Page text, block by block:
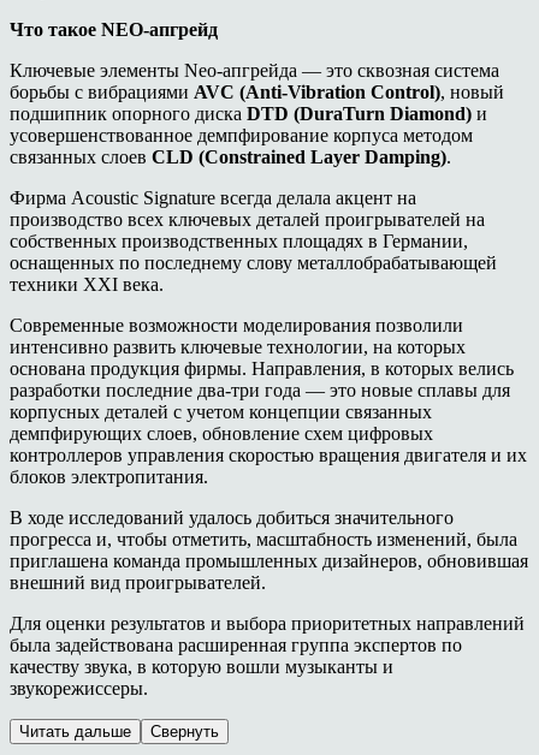
Что такое NEO-апгрейд
Ключевые элементы Neo-апгрейда — это сквозная система
борьбы с вибрациями AVC (Anti-Vibration Control), новый
подшипник опорного диска DTD (DuraTurn Diamond) и
усовершенствованное демпфирование корпуса методом
связанных слоев CLD (Constrained Layer Damping).
Фирма Acoustic Signature всегда делала акцент на
производство всех ключевых деталей проигрывателей на
собственных производственных площадях в Германии,
оснащенных по последнему слову металлобрабатывающей
техники XXI века.
Современные возможности моделирования позволили
интенсивно развить ключевые технологии, на которых
основана продукция фирмы. Направления, в которых велись
разработки последние два-три года — это новые сплавы для
корпусных деталей с учетом концепции связанных
демпфирующих слоев, обновление схем цифровых
контроллеров управления скоростью вращения двигателя и их
блоков электропитания.
В ходе исследований удалось добиться значительного
прогресса и, чтобы отметить, масштабность изменений, была
приглашена команда промышленных дизайнеров, обновившая
внешний вид проигрывателей.
Для оценки результатов и выбора приоритетных направлений
была задействована расширенная группа экспертов по
качеству звука, в которую вошли музыканты и
звукорежиссеры.
Читать дальше Свернуть